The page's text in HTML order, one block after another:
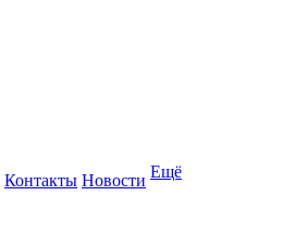
Контакты Новости Ещё